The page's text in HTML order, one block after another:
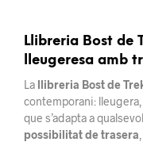
Llibreria Bost de
lleugeresa amb
La llibreria Bost de
contemporani:
que s’adapta a
possibilitat de trasera